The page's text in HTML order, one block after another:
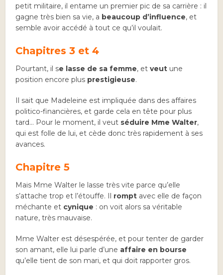
petit militaire, il entame un premier pic de sa carrière : il
gagne très bien sa vie, a beaucoup d’influence, et
semble avoir accédé à tout ce qu’il voulait.
Chapitres 3 et 4
Pourtant, il se lasse de sa femme, etveut une
position encore plus prestigieuse.
Il sait que Madeleine est impliquée dans des affaires
politico-financières, et garde cela en tête pour plus
tard… Pour le moment, il veut séduire Mme Walter,
qui est folle de lui, et cède donc très rapidement à ses
avances.
Chapitre 5
Mais Mme Walter le lasse très vite parce qu’elle
s’attache trop et l’étouffe. Il rompt avec elle de façon
méchante et cynique : on voit alors sa véritable
nature, très mauvaise.
Mme Walter est désespérée, et pour tenter de garder
son amant, elle lui parle d’une affaire en bourse
qu’elle tient de son mari, et qui doit rapporter gros.